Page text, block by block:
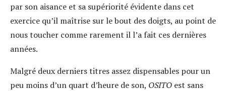
par son aisance et sa supériorité évidente dans cet
exercice qu’il maîtrise sur le bout des doigts, au point de
nous toucher comme rarement il l’a fait ces dernières
années.
Malgré deux derniers titres assez dispensables pour un
peu moins d’un quart d’heure de son, OSITO est sans